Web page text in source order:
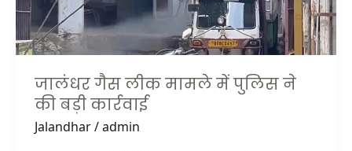
जालंधर गैस लीक मामले में पुलिस ने
की बड़ी कार्रवाई
Jalandhar/admin
की
बड़ी
कार्रवाई